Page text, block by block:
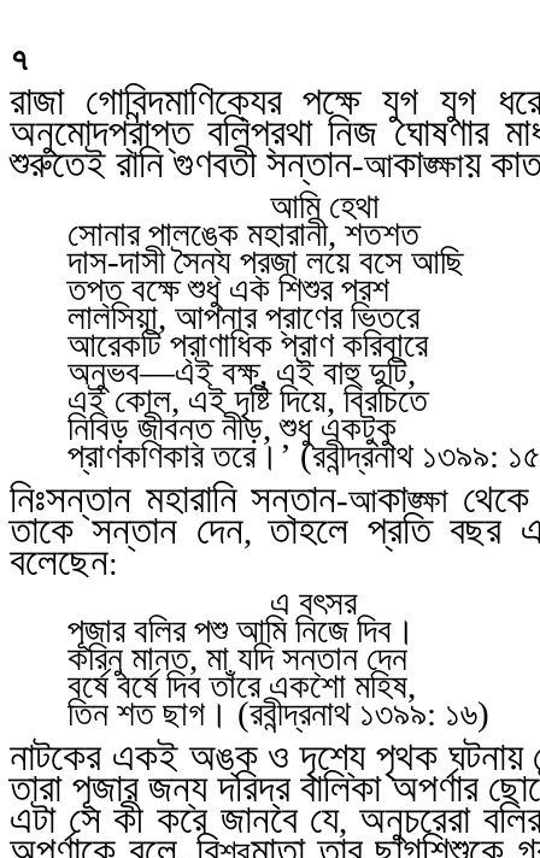
৭
রাজা গোবিন্দমাণিক্যের পক্ষে যুগ যুগ
অনুমোদপ্রাপ্ত বলিপ্রথা নিজ ঘোষণার
শুরুতেই রানি গুণবতী সন্তান-আকাঙ্ক্ষায়
আমি হেথা
সোনার পালঙ্কে মহারানী, শতশত
দাস-দাসী সৈন্য প্রজা লয়ে বসে আছি
তপ্ত বক্ষে শুধু এক শিশুর পরশ
লালসিয়া, আপনার প্রাণের ভিতরে
আরেকটি প্রাণাধিক প্রাণ করিবারে
অনুভব—এই বক্ষ, এই বাহু দুটি,
এই কোল, এই দৃষ্টি দিয়ে, বিরচিতে
নিবিড় জীবন্ত নীড়,শুধু একটুকু
প্রাণকণিকার তরে।’ (রবীন্দ্রনাথ ১৩৯৯:
নিঃসন্তান মহারানি সন্তান-আকাঙ্ক্ষা থেকে
তাকে সন্তান দেন,তাহলে প্রতি বছর
বলেছেন:
এ বৎসর
পূজার বলির পশু আমি নিজে দিব।
করিনু মানত, মা যদি সন্তান দেন
বর্ষে বর্ষে দিব তাঁরে একশো মহিষ,
তিন শত ছাগ। (রবীন্দ্রনাথ ১৩৯৯: ১৬)
নাটকের একই অঙ্ক ও দৃশ্যে পৃথক ঘটনায়
তারা পূজার জন্য দরিদ্র বালিকা অপর্ণার
এটা সে কী করে জানবে যে,অনুচরেরা